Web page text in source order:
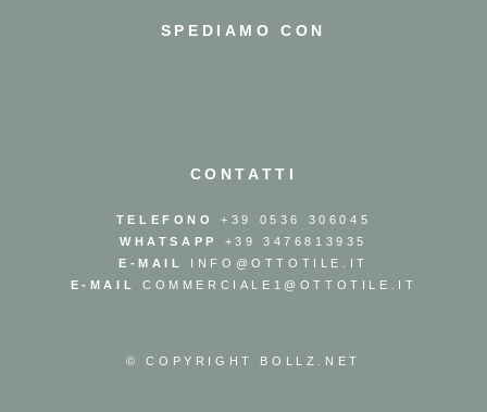
SPEDIAMO CON
CONTATTI
TELEFONO
+39 0536 306045
WHATSAPP
+39 3476813935
E-MAIL
INFO@OTTOTILE.IT
E-MAIL
COMMERCIALE1@OTTOTILE.IT
© COPYRIGHT BOLLZ.NET